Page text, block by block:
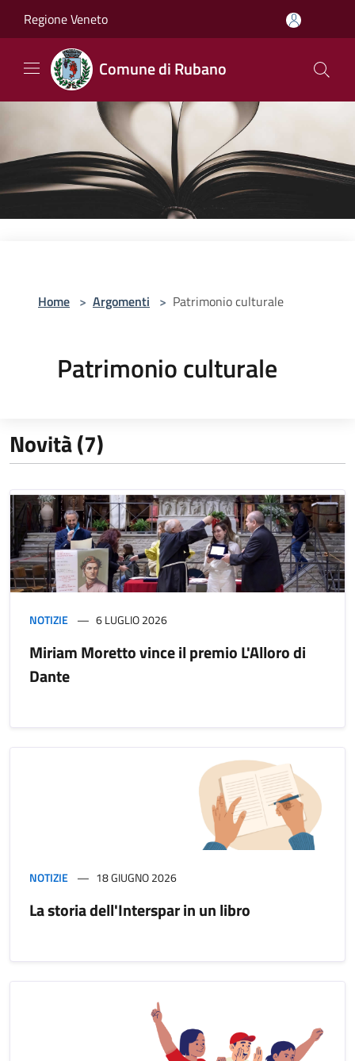
Regione Veneto
Comune di Rubano
Home > Argomenti > Patrimonio culturale
Patrimonio culturale
Novità (7)
NOTIZIE 6 LUGLIO 2026
Miriam Moretto vince il premio L'Alloro di
Dante
NOTIZIE 18 GIUGNO 2026
La storia dell'Interspar in un libro